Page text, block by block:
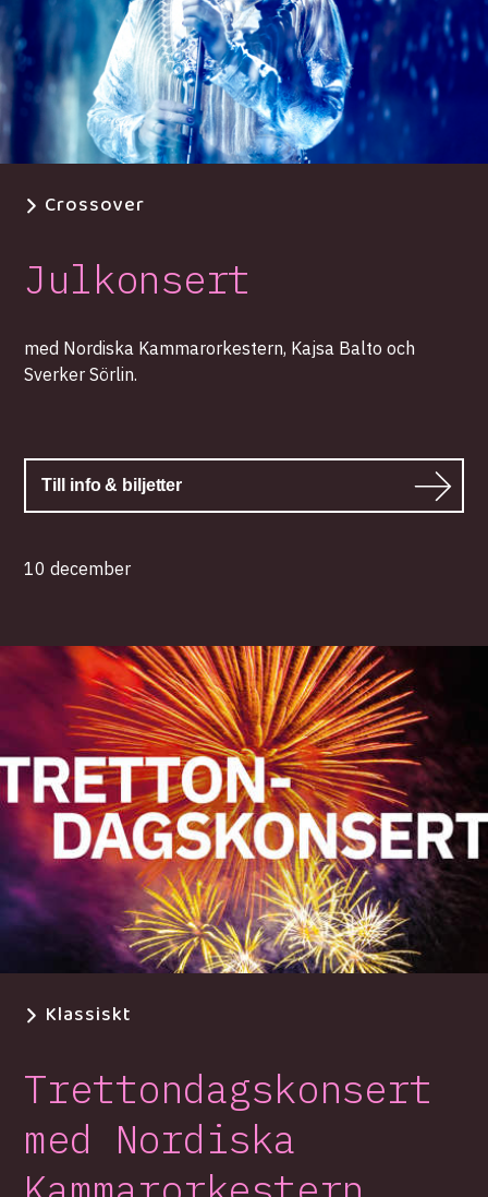
Crossover
Julkonsert
med Nordiska Kammarorkestern, Kajsa Balto och
Sverker Sörlin.
Till info & biljetter
10 december
Klassiskt
Trettondagskonsert
med Nordiska